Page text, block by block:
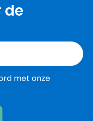
de
met onze